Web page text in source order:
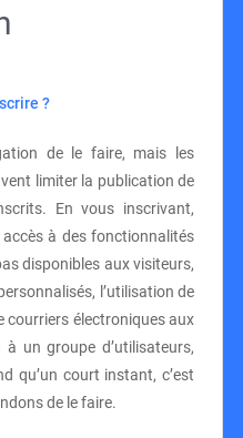
?
de le faire, mais les
limiter la publication de
En vous inscrivant,
à des fonctionnalités
disponibles aux visiteurs,
l’utilisation de
courriers électroniques aux
à un groupe d’utilisateurs,
qu’un court instant, c’est
de le faire.